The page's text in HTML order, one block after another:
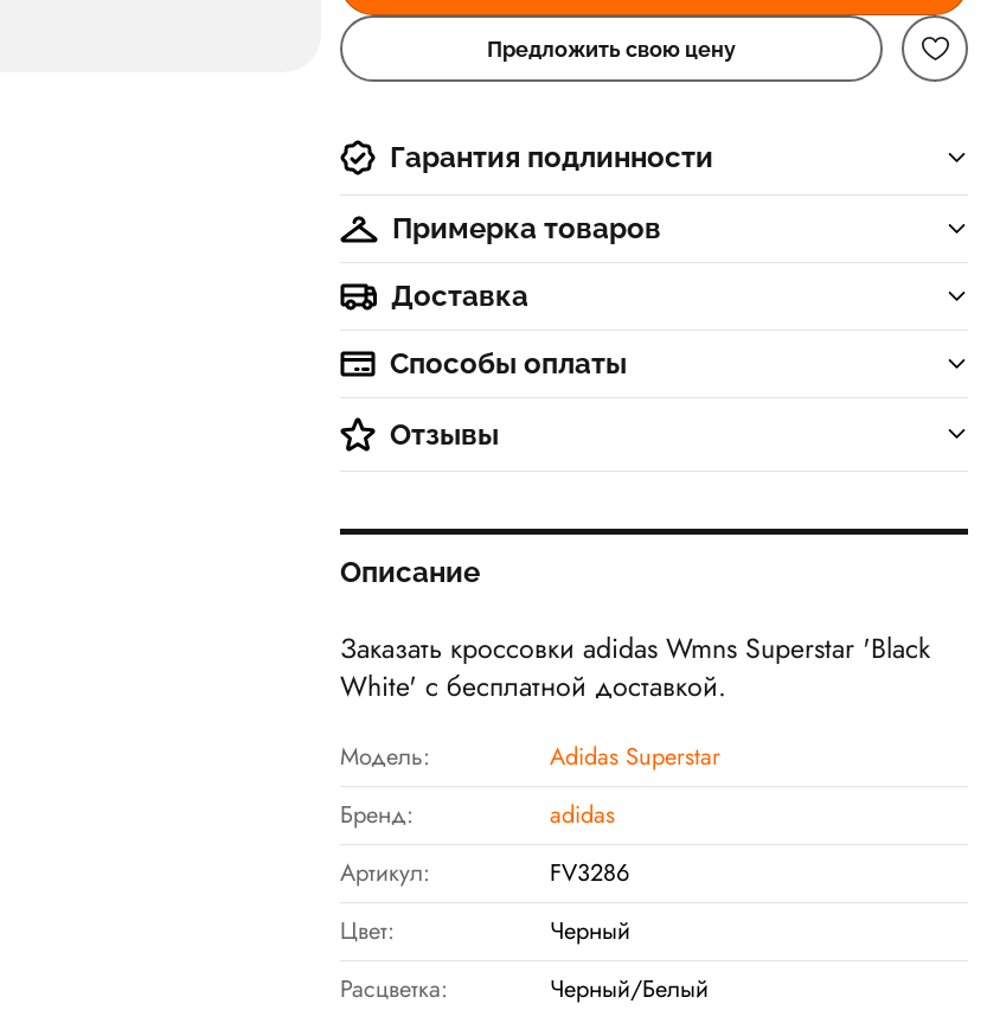
Предложить свою цену
Гарантия подлинности
Примерка товаров
Доставка
Способы оплаты
Отзывы
Описание
Заказать кроссовки adidas Wmns Superstar 'Black
White' с бесплатной доставкой.
Модель:
Adidas Superstar
Бренд:
adidas
Артикул:
FV3286
Цвет:
Черный
Расцветка:
Черный/Белый